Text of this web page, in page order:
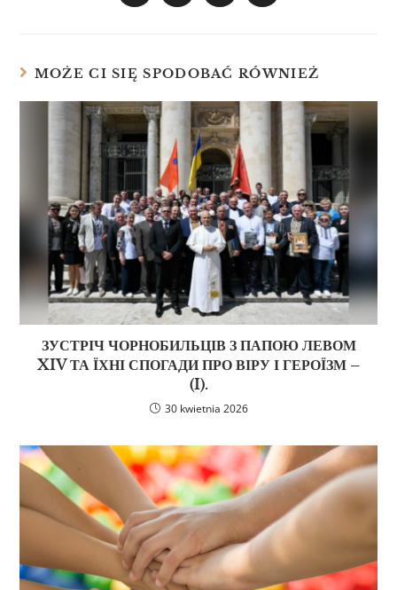
MOŻE CI SIĘ SPODOBAĆ RÓWNIEŻ
ЗУСТРІЧ ЧОРНОБИЛЬЦІВ З ПАПОЮ ЛЕВОМ
XIV ТА ЇХНІ СПОГАДИ ПРО ВІРУ І ГЕРОЇЗМ –
(I).
30 kwietnia 2026